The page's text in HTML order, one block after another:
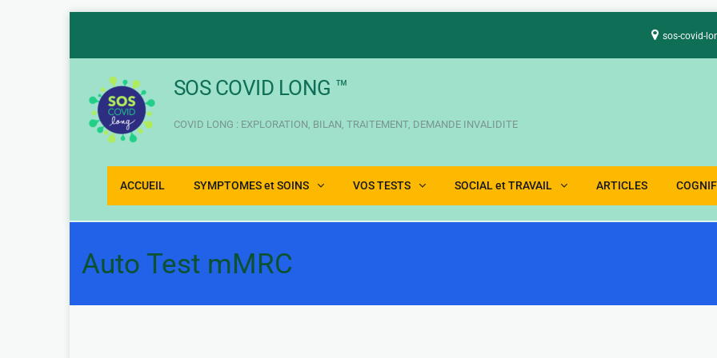
sos-covid-
SOS COVID LONG ™
COVID LONG : EXPLORATION, BILAN, TRAITEMENT, DEMANDE INVALIDITE
ACCUEIL SYMPTOMES et SOINS VOS TESTS SOCIAL et TRAVAIL ARTICLES
Auto Test mMRC